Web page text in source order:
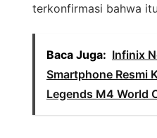
terkonfirmasi bahwa
Baca Juga: Infinix
Smartphone Resmi
Legends M4 World